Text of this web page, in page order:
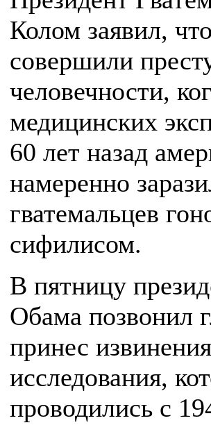
Колом заявил,
совершили
человечности,
медицинских
60 лет назад
намеренно
гватемальцев
сифилисом.
В пятницу
Обама позвонил
принес
исследования,
проводились с